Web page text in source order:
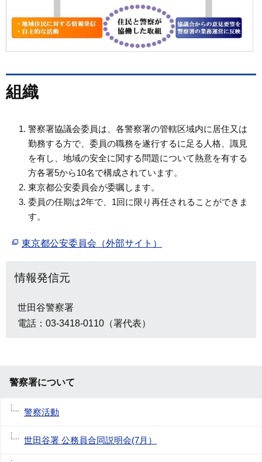
組織
警察署協議会委員は、各警察署の管轄区域内に居住又は
勤務する方で、委員の職務を遂行するに足る人格、識見
を有し、地域の安全に関する問題について熱意を有する
方各署5から10名で構成されています。
東京都公安委員会が委嘱します。
委員の任期は2年で、1回に限り再任されることができま
す。
東京都公安委員会（外部サイト）
情報発信元
世田谷警察署
電話：03-3418-0110（署代表）
警察署について
警察活動
世田谷署 公務員合同説明会(7月）